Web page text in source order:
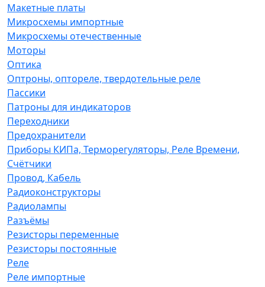
Макетные платы
Микросхемы импортные
Микросхемы отечественные
Моторы
Оптика
Оптроны, оптореле, твердотельные реле
Пассики
Патроны для индикаторов
Переходники
Предохранители
Приборы КИПа, Терморегуляторы, Реле Времени,
Счётчики
Провод, Кабель
Радиоконструкторы
Радиолампы
Разъёмы
Резисторы переменные
Резисторы постоянные
Реле
Реле импортные